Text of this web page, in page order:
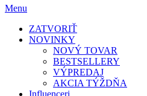
Menu
ZATVORIŤ
NOVINKY
NOVÝ TOVAR
BESTSELLERY
VÝPREDAJ
AKCIA TÝŽDŇA
Influenceri